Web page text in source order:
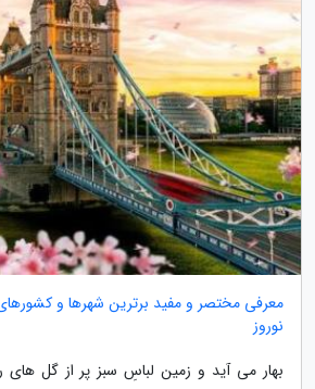
معرفی مختصر و مفید برترین شهرها و
نوروز
بهار می آید و زمین لباسِ سبز پر از گل